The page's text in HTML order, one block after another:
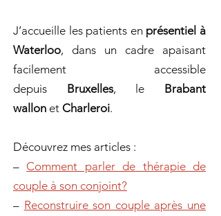
J’accueille les patients en présentiel à
Waterloo, dans un cadre apaisant
facilement accessible
depuis Bruxelles, le Brabant
wallon et Charleroi.
Découvrez mes articles :
– Comment parler de thérapie de
couple à son conjoint?
– Reconstruire son couple après une